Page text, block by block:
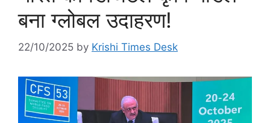
बना ग्लोबल उदाहरण!
22/10/2025 by Krishi Times Desk